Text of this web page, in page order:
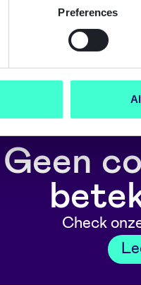
Preferences
the world are
Geen
Check